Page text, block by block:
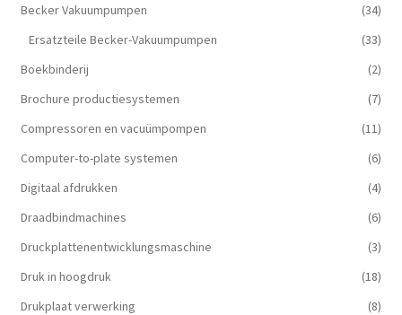
Becker Vakuumpumpen
(34)
Ersatzteile Becker-Vakuumpumpen
(33)
Boekbinderij
(2)
Brochure productiesystemen
(7)
Compressoren en vacuümpompen
(11)
Computer-to-plate systemen
(6)
Digitaal afdrukken
(4)
Draadbindmachines
(6)
Druckplattenentwicklungsmaschine
(3)
Druk in hoogdruk
(18)
Drukplaat verwerking
(8)